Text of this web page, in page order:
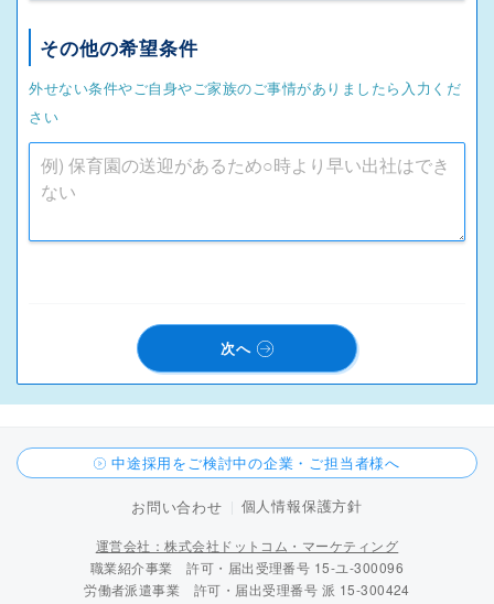
その他の希望条件
外せない条件やご自身やご家族のご事情がありましたら入力くだ
さい
次へ
中途採用をご検討中の企業・ご担当者様へ
お問い合わせ 個人情報保護方針
運営会社：株式会社ドットコム・マーケティング
職業紹介事業 許可・届出受理番号 15-ユ-300096
労働者派遣事業 許可・届出受理番号 派 15-300424